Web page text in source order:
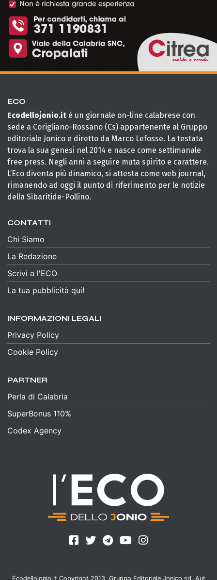
ECO
Ecodellojonio.it è un giornale on-line calabrese con
sede a Corigliano-Rossano (Cs) appartenente al Gruppo
editoriale Jonico e diretto da Marco Lefosse. La testata
trova la sua genesi nel 2014 e nasce come settimanale
free press. Negli anni a seguire muta spirito e carattere.
L’Eco diventa più dinamico, si attesta come web journal,
rimanendo ad oggi il punto di riferimento per le notizie
della Sibaritide-Pollino.
CONTATTI
Chi Siamo
La Redazione
Scrivi a l'ECO
La tua pubblicità qui!
INFORMAZIONI LEGALI
Privacy Policy
Cookie Policy
PARTNER
Perla di Calabria
SuperBonus 110%
Codex Agency
Ecodellojonio.it Copyright 2013, Gruppo Editoriale Jonico srl. Aut